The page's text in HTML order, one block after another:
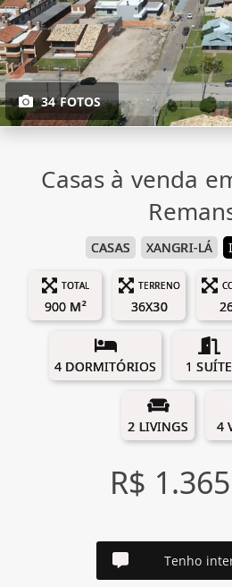
34 FOTOS
Casas à venda
CASAS XANGRI-LÁ
TOTAL
900 M²
TERRENO
36X30
4 DORMITÓRIOS 1 SUÍTE
2 LIVINGS 4
R$
Tenho